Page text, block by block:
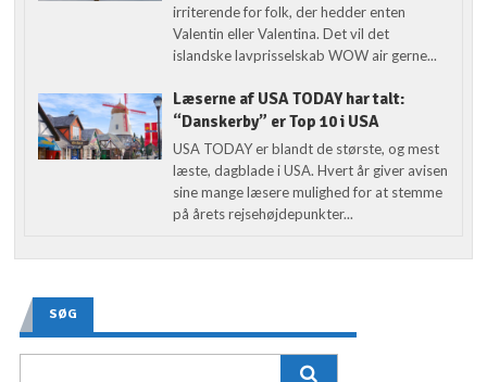
irriterende for folk, der hedder enten
Valentin eller Valentina. Det vil det
islandske lavprisselskab WOW air gerne...
Læserne af USA TODAY har talt:
“Danskerby” er Top 10 i USA
USA TODAY er blandt de største, og mest
læste, dagblade i USA. Hvert år giver avisen
sine mange læsere mulighed for at stemme
på årets rejsehøjdepunkter...
SØG